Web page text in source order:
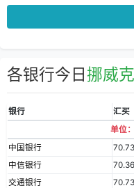
各银行今日挪威
银行 汇买
单位
中国银行
70.73
中信银行
70.36
交通银行
70.73